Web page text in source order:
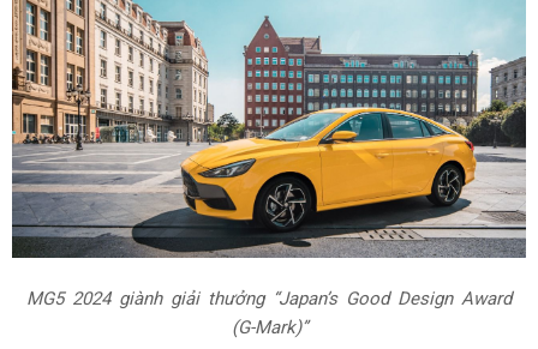
MG5 2024 giành giải thưởng “Japan’s Good Design Award
(G-Mark)”